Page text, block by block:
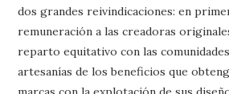
dos grandes reivindicaciones: en
remuneración a las creadoras
reparto equitativo con las
artesanías de los beneficios que